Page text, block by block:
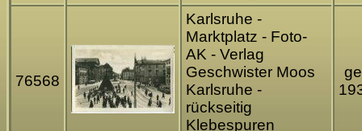
76568
Karlsruhe -
Marktplatz - Foto-
AK - Verlag
Geschwister Moos
Karlsruhe -
rückseitig
Klebespuren